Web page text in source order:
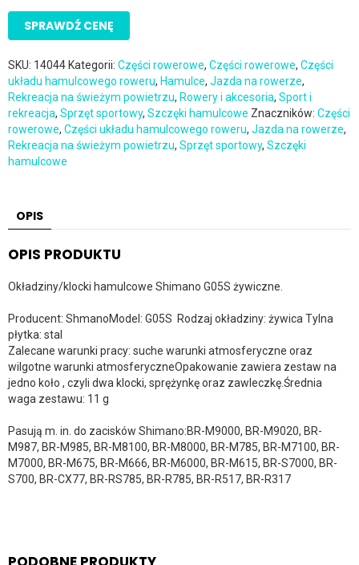
SPRAWDŹ CENĘ
SKU: 14044 Kategorii: Części rowerowe, Części rowerowe, Części
układu hamulcowego roweru, Hamulce, Jazda na rowerze,
Rekreacja na świeżym powietrzu, Rowery i akcesoria, Sport i
rekreacja, Sprzęt sportowy, Szczęki hamulcowe Znaczników: Części
rowerowe, Części układu hamulcowego roweru, Jazda na rowerze,
Rekreacja na świeżym powietrzu, Sprzęt sportowy, Szczęki
hamulcowe
OPIS
OPIS PRODUKTU
Okładziny/klocki hamulcowe Shimano G05S żywiczne.
Producent: ShmanoModel: G05S Rodzaj okładziny: żywica Tylna
płytka: stal
Zalecane warunki pracy: suche warunki atmosferyczne oraz
wilgotne warunki atmosferyczneOpakowanie zawiera zestaw na
jedno koło , czyli dwa klocki, sprężynkę oraz zawleczkę.Średnia
waga zestawu: 11 g
Pasują m. in. do zacisków Shimano:BR-M9000, BR-M9020, BR-
M987, BR-M985, BR-M8100, BR-M8000, BR-M785, BR-M7100, BR-
M7000, BR-M675, BR-M666, BR-M6000, BR-M615, BR-S7000, BR-
S700, BR-CX77, BR-RS785, BR-R785, BR-R517, BR-R317